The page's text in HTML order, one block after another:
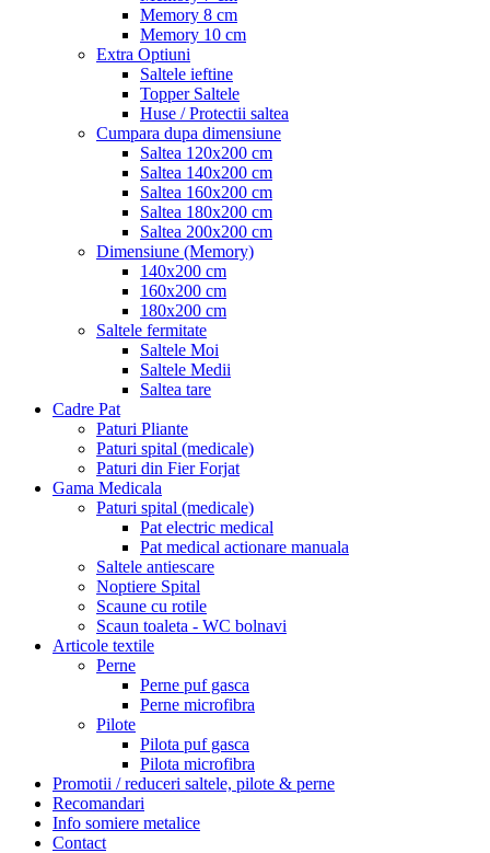
Memory 8 cm
Memory 10 cm
Extra Optiuni
Saltele ieftine
Topper Saltele
Huse / Protectii saltea
Cumpara dupa dimensiune
Saltea 120x200 cm
Saltea 140x200 cm
Saltea 160x200 cm
Saltea 180x200 cm
Saltea 200x200 cm
Dimensiune (Memory)
140x200 cm
160x200 cm
180x200 cm
Saltele fermitate
Saltele Moi
Saltele Medii
Saltea tare
Cadre Pat
Paturi Pliante
Paturi spital (medicale)
Paturi din Fier Forjat
Gama Medicala
Paturi spital (medicale)
Pat electric medical
Pat medical actionare manuala
Saltele antiescare
Noptiere Spital
Scaune cu rotile
Scaun toaleta - WC bolnavi
Articole textile
Perne
Perne puf gasca
Perne microfibra
Pilote
Pilota puf gasca
Pilota microfibra
Promotii / reduceri saltele, pilote & perne
Recomandari
Info somiere metalice
Contact